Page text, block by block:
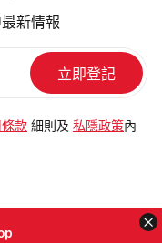
新情報
款 細則及 私隱政策 內